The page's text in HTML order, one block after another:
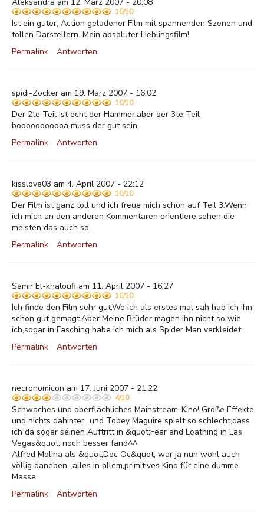
10/10
Ist ein guter, Action geladener Film mit spannenden Szenen und
tollen Darstellern. Mein absoluter Lieblingsfilm!
Permalink
Antworten
spidi-Zocker am 19. März 2007 - 16:02
10/10
Der 2te Teil ist echt der Hammer,aber der 3te Teil
booooooooooa muss der gut sein.
Permalink
Antworten
kisslove03 am 4. April 2007 - 22:12
10/10
Der Film ist ganz toll und ich freue mich schon auf Teil 3.Wenn
ich mich an den anderen Kommentaren orientiere,sehen die
meisten das auch so.
Permalink
Antworten
Samir El-khaloufi am 11. April 2007 - 16:27
10/10
Ich finde den Film sehr gut.Wo ich als erstes mal sah hab ich ihn
schon gut gemagt.Aber Meine Brüder magen ihn nicht so wie
ich,sogar in Fasching habe ich mich als Spider Man verkleidet.
Permalink
Antworten
necronomicon am 17. Juni 2007 - 21:22
4/10
Schwaches und oberflächliches Mainstream-Kino! Große Effekte
und nichts dahinter...und Tobey Maguire spielt so schlecht,dass
ich da sogar seinen Auftritt in &quot;Fear and Loathing in Las
Vegas&quot; noch besser fand^^
Alfred Molina als &quot;Doc Oc&quot; war ja nun wohl auch
völlig daneben...alles in allem,primitives Kino für eine dumme
Masse
Permalink
Antworten